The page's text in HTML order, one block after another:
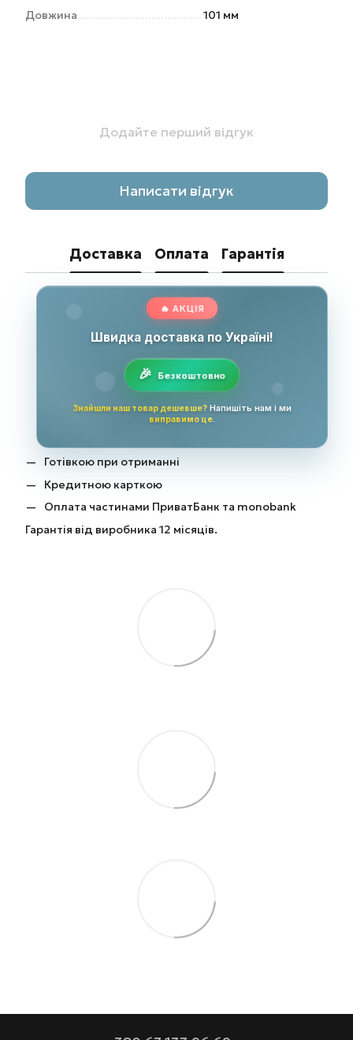
Довжина 101 мм
Додайте перший відгук
Написати відгук
Доставка Оплата Гарантія
🔥 АКЦІЯ
Швидка доставка по Україні!
Безкоштовно
Знайшли наш товар дешевше? Напишіть нам і ми
виправимо це.
Готівкою при отриманні
Кредитною карткою
Оплата частинами ПриватБанк та monobank
Гарантія від виробника 12 місяців.